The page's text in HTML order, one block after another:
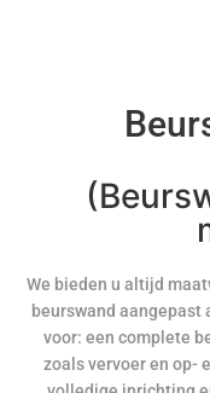
We bieden u altijd
beurswand aangepast
voor: een complete
zoals vervoer en op-